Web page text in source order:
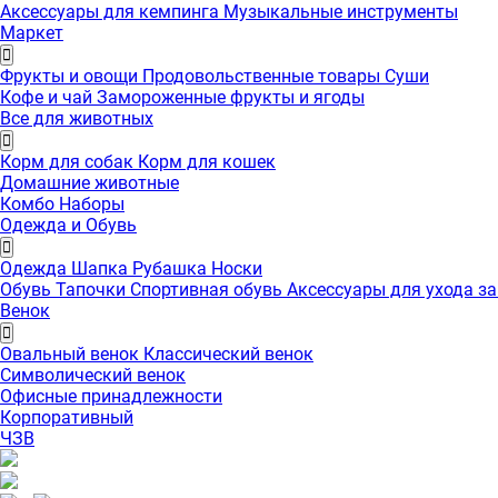
Аксессуары для кемпинга Музыкальные инструменты
Маркет
Фрукты и овощи Продовольственные товары Суши
Кофе и чай Замороженные фрукты и ягоды
Все для животных
Корм для собак Корм для кошек
Домашние животные
Комбо Наборы
Одежда и Обувь
Одежда Шапка Рубашка Носки
Обувь Тапочки Спортивная обувь Аксессуары для ухода
Венок
Овальный венок Классический венок
Символический венок
Офисные принадлежности
Корпоративный
ЧЗВ